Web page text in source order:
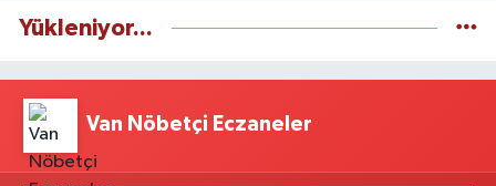
Yükleniyor...
Van Nöbetçi Eczaneler